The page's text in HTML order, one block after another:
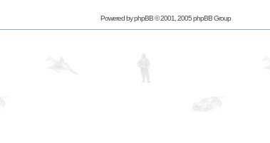
Powered byphpBB© 2001, 2005 phpBB Group